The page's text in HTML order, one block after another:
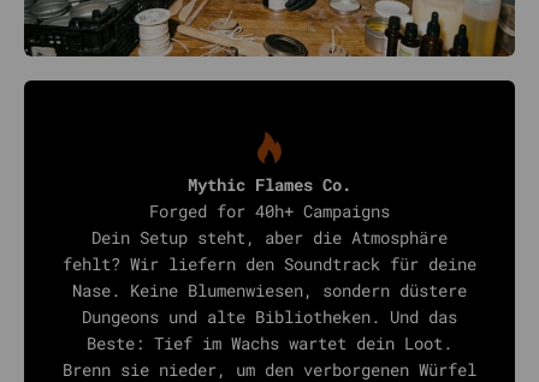
Mythic Flames Co.
Forged for 40h+ Campaigns
Dein Setup steht, aber die Atmosphäre
fehlt? Wir liefern den Soundtrack für deine
Nase. Keine Blumenwiesen, sondern düstere
Dungeons und alte Bibliotheken. Und das
Beste: Tief im Wachs wartet dein Loot.
Brenn sie nieder, um den verborgenen Würfel